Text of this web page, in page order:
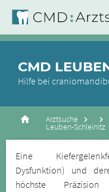
CMD
Hilfe bei
Arztsuche
Leuben-Schleinitz
Eine
Dysfunktion) und
höchste